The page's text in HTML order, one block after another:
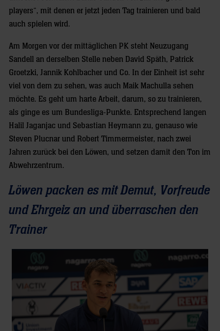
players“, mit denen er jetzt jeden Tag trainieren und bald
auch spielen wird.
Am Morgen vor der mittäglichen PK steht Neuzugang
Sandell an derselben Stelle neben David Späth, Patrick
Groetzki, Jannik Kohlbacher und Co. In der Einheit ist sehr
viel von dem zu sehen, was auch Maik Machulla sehen
möchte. Es geht um harte Arbeit, darum, so zu trainieren,
als ginge es um Bundesliga-Punkte. Entsprechend langen
Halil Jaganjac und Sebastian Heymann zu, genauso wie
Steven Plucnar und Robert Timmermeister, nach zwei
Jahren zurück bei den Löwen, und setzen damit den Ton im
Abwehrzentrum.
Löwen packen es mit Demut, Vorfreude
und Ehrgeiz an und überraschen den
Trainer